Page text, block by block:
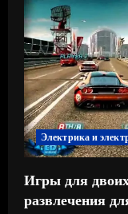
Электрика и
Игры для
развлечения